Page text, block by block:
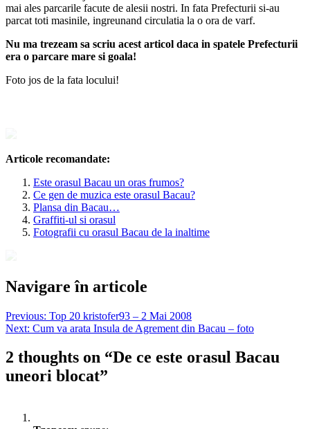
mai ales parcarile facute de alesii nostri. In fata Prefecturii si-au
parcat toti masinile, ingreunand circulatia la o ora de varf.
Nu ma trezeam sa scriu acest articol daca in spatele Prefecturii
era o parcare mare si goala!
Foto jos de la fata locului!
Articole recomandate:
Este orasul Bacau un oras frumos?
Ce gen de muzica este orasul Bacau?
Plansa din Bacau…
Graffiti-ul si orasul
Fotografii cu orasul Bacau de la inaltime
Navigare în articole
Previous: Top 20 kristofer93 – 2 Mai 2008
Next: Cum va arata Insula de Agrement din Bacau – foto
2 thoughts on “De ce este orasul Bacau
uneori blocat”